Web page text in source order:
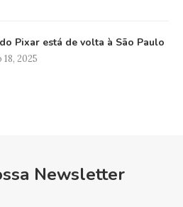
Pixar está de volta à São Paulo
18, 2025
Newsletter